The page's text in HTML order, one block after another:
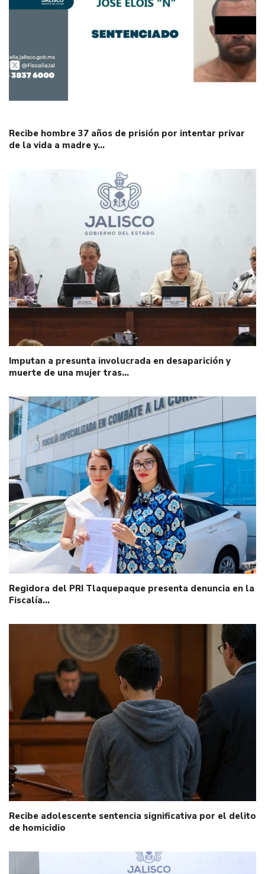
Recibe hombre 37 años de prisión por intentar privar
de la vida a madre y…
Imputan a presunta involucrada en desaparición y
muerte de una mujer tras…
Regidora del PRI Tlaquepaque presenta denuncia en la
Fiscalía…
Recibe adolescente sentencia significativa por el delito
de homicidio